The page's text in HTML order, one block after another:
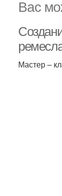
Вас
Мастер –